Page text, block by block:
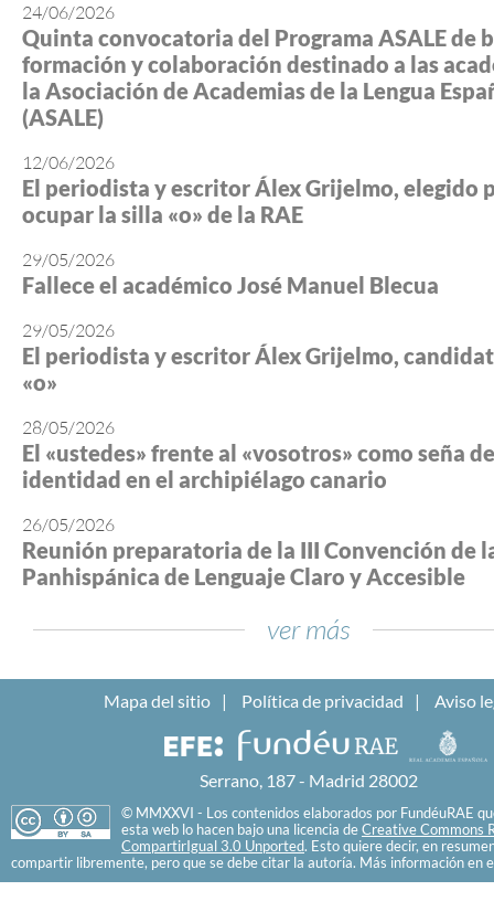
24/06/2026
Quinta convocatoria del Programa ASALE de
formación y colaboración destinado a las
la Asociación de Academias de la Lengua
(ASALE)
12/06/2026
El periodista y escritor Álex Grijelmo, elegido
ocupar la silla «o» de la RAE
29/05/2026
Fallece el académico José Manuel Blecua
29/05/2026
El periodista y escritor Álex Grijelmo,
«o»
28/05/2026
El «ustedes» frente al «vosotros» como seña de
identidad en el archipiélago canario
26/05/2026
Reunión preparatoria de la III Convención de
Panhispánica de Lenguaje Claro y Accesible
ver más
Mapa del sitio Política de privacidad Aviso
Serrano, 187 - Madrid 28002
© MMXXVI - Los contenidos elaborados por FundéuRAE
esta web lo hacen bajo una licencia de Creative Commons
CompartirIgual 3.0 Unported. Esto quiere decir, en
compartir libremente, pero que se debe citar la autoría. Más información en